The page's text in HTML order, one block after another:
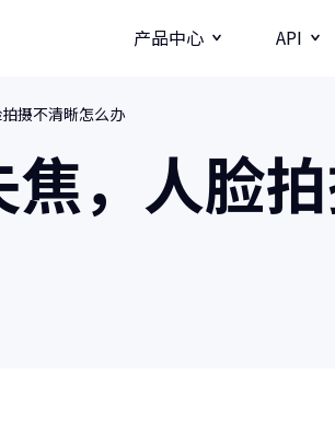
产品中心
/AI视频抠像
牛学长录屏工具
多种录制方式/直
API
牛学
摄不清晰怎么办
，人脸